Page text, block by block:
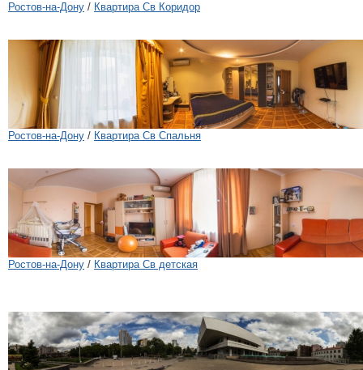
Ростов-на-Дону / Квартира Св Коридор
Ростов-на-Дону / Квартира Св Спальня
Ростов-на-Дону / Квартира Св детская